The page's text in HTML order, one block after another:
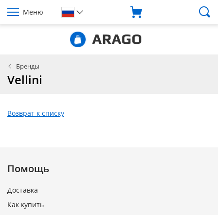
Меню
Бренды
Vellini
Возврат к списку
Помощь
Доставка
Как купить